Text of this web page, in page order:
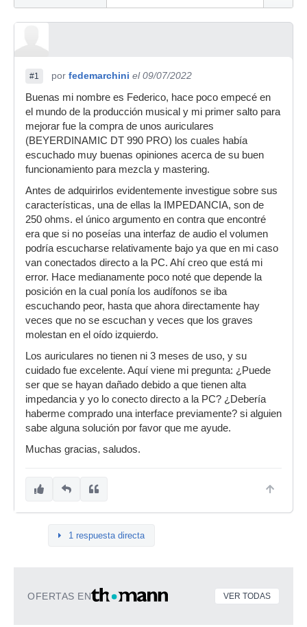
#1 por fedemarchini el 09/07/2022
Buenas mi nombre es Federico, hace poco empecé en
el mundo de la producción musical y mi primer salto para
mejorar fue la compra de unos auriculares
(BEYERDINAMIC DT 990 PRO) los cuales había
escuchado muy buenas opiniones acerca de su buen
funcionamiento para mezcla y mastering.
Antes de adquirirlos evidentemente investigue sobre sus
características, una de ellas la IMPEDANCIA, son de
250 ohms. el único argumento en contra que encontré
era que si no poseías una interfaz de audio el volumen
podría escucharse relativamente bajo ya que en mi caso
van conectados directo a la PC. Ahí creo que está mi
error. Hace medianamente poco noté que depende la
posición en la cual ponía los audífonos se iba
escuchando peor, hasta que ahora directamente hay
veces que no se escuchan y veces que los graves
molestan en el oído izquierdo.
Los auriculares no tienen ni 3 meses de uso, y su
cuidado fue excelente. Aquí viene mi pregunta: ¿Puede
ser que se hayan dañado debido a que tienen alta
impedancia y yo lo conecto directo a la PC? ¿Debería
haberme comprado una interface previamente? si alguien
sabe alguna solución por favor que me ayude.
Muchas gracias, saludos.
1 respuesta directa
OFERTAS EN VER TODAS